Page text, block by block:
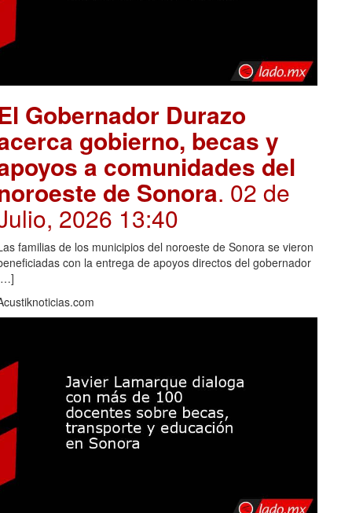
Gobernador Durazo
gobierno, becas y
a comunidades del
de Sonora. 02 de
2026 13:40
familias de los municipios del noroeste de Sonora se vieron
con la entrega de apoyos directos del gobernador